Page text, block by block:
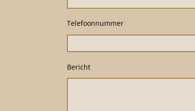
Telefoonnummer
Bericht